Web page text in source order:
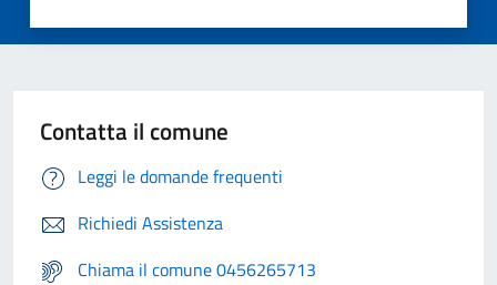
Contatta il comune
Leggi le domande frequenti
Richiedi Assistenza
Chiama il comune 0456265713